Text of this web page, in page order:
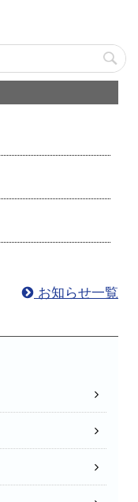
お知らせ一覧